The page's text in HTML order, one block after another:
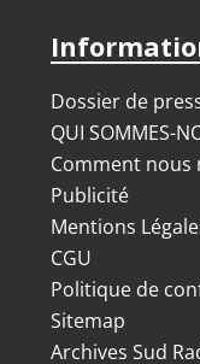
Dossier de
QUI SOMMES-
Comment nous
Publicité
Mentions
CGU
Politique de
Sitemap
Archives Sud